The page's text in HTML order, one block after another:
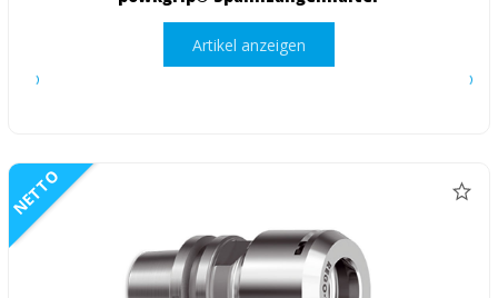
Artikel anzeigen
NETTO